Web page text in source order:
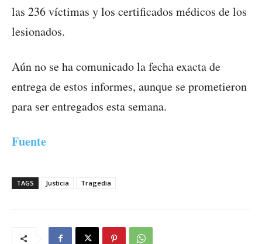
las 236 víctimas y los certificados médicos de los
lesionados.
Aún no se ha comunicado la fecha exacta de
entrega de estos informes, aunque se prometieron
para ser entregados esta semana.
Fuente
TAGS Justicia Tragedia